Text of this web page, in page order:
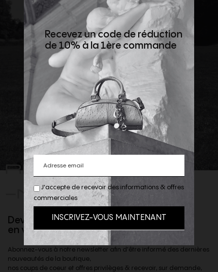
REJOIGNEZ
-NOUS
Devenez client privilège
en vous inscrivant à la newsletter
Abonnez-vous à notre newsletter afin d'être informé des dernières
nouveautés de la boutique,
nos coups de coeur et offres privilèges & recevoir, sur demande,
J'accepte de recevoir des informations & offres
commerciales
Recevez un code de réduction
de 10% à la 1ère commande